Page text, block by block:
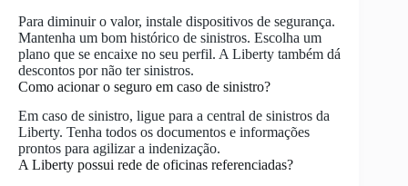
Para diminuir o valor, instale dispositivos de segurança.
Mantenha um bom histórico de sinistros. Escolha um
plano que se encaixe no seu perfil. A Liberty também dá
descontos por não ter sinistros.
Como acionar o seguro em caso de sinistro?
Em caso de sinistro, ligue para a central de sinistros da
Liberty. Tenha todos os documentos e informações
prontos para agilizar a indenização.
A Liberty possui rede de oficinas referenciadas?